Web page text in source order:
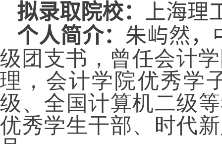
拟录取院校： 上海理
个人简介： 朱屿然，
级团支书，曾任会计
理，会计学院优秀学
级、全国计算机二级
优秀学生干部、时代